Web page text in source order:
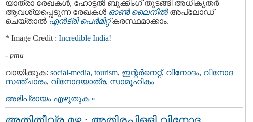
യാത്രാ രേഖകൾ, ഹോട്ടൽ ബുക്കിംഗ് തുടങ്ങി അധികൃതർ
ആവശ്യപ്പെടുന്ന രേഖകൾ ഓൺ ലൈനിൽഅപ്ലോഡ്
ചെയ്താൽ എൻട്രി പെർമിറ്റ് കരസ്ഥമാക്കാം.
* Image Credit : Incredible India!
- pma
വായിക്കുക: social-media, tourism, ഇന്റര്‍നെറ്റ്‌, വിനോദം, വിനോദ
സഞ്ചാരം, വിനോദയാത്ര, സാമൂഹികം
അഭിപ്രായം എഴുതുക »